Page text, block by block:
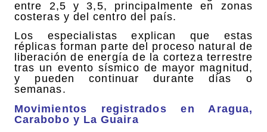
entre 2,5 y 3,5, principalmente en zonas
costeras y del centro del país.
Los especialistas explican que estas
réplicas forman parte del proceso natural de
liberación de energía de la corteza terrestre
tras un evento sísmico de mayor magnitud,
y pueden continuar durante días o
semanas.
Movimientos registrados en Aragua,
Carabobo y La Guaira